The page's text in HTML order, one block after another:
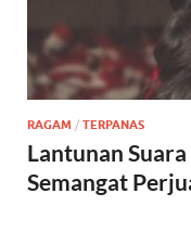
RAGAM / TERPANAS
Lantunan
Semangat